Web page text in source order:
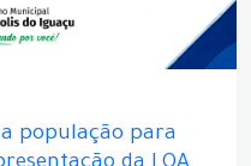
população para